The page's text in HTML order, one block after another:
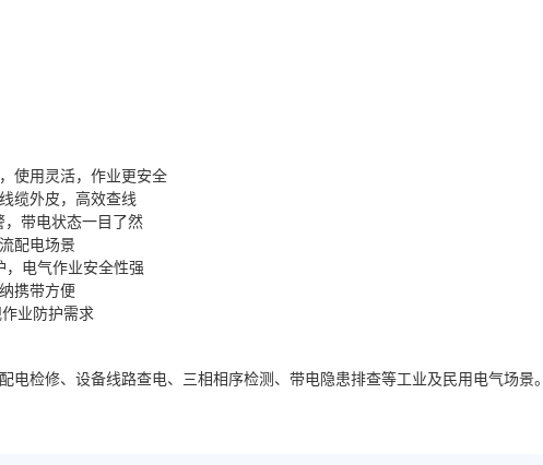
使用灵活，作业更安全
缆外皮，高效查线
带电状态一目了然
配电场景
，电气作业安全性强
携带方便
业防护需求
电检修、设备线路查电、三相相序检测、带电隐患排查等工业及民用电气场景。